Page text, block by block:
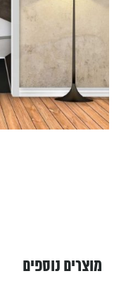
מוצרים נוספים